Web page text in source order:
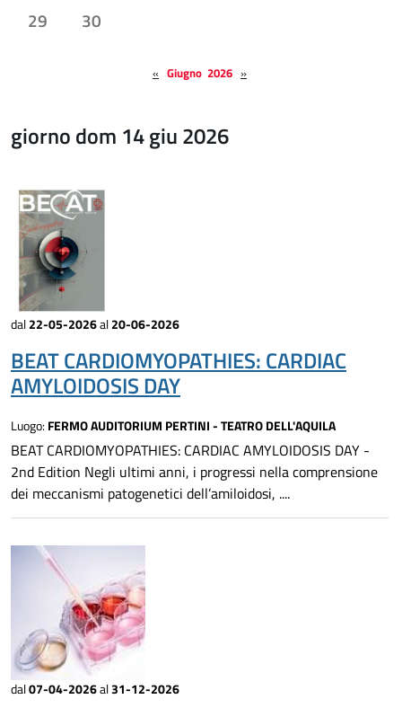
29
30
« Giugno 2026 »
giorno dom 14 giu 2026
dal22-05-2026al20-06-2026
BEAT CARDIOMYOPATHIES: CARDIAC
AMYLOIDOSIS DAY
Luogo: FERMO AUDITORIUM PERTINI - TEATRO DELL'AQUILA
BEAT CARDIOMYOPATHIES: CARDIAC AMYLOIDOSIS DAY -
2nd Edition Negli ultimi anni, i progressi nella comprensione
dei meccanismi patogenetici dell’amiloidosi, ....
dal07-04-2026al31-12-2026